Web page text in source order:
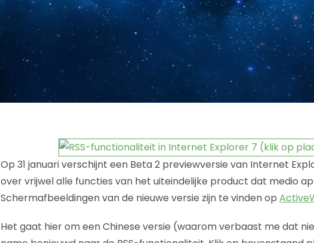
Op 31 januari verschijnt een Beta 2 previewversie van Internet
over vrijwel alle functies van het uiteindelijke product dat medio
Schermafbeeldingen van de nieuwe versie zijn te vinden op
Het gaat hier om een Chinese versie (waarom verbaast me dat